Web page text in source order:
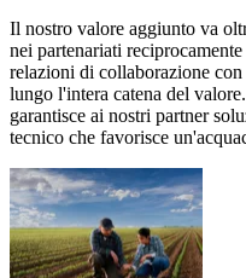
Il nostro valore aggiunto va
nei partenariati
relazioni di collaborazione
lungo l'intera catena del
garantisce ai nostri partner
tecnico che favorisce